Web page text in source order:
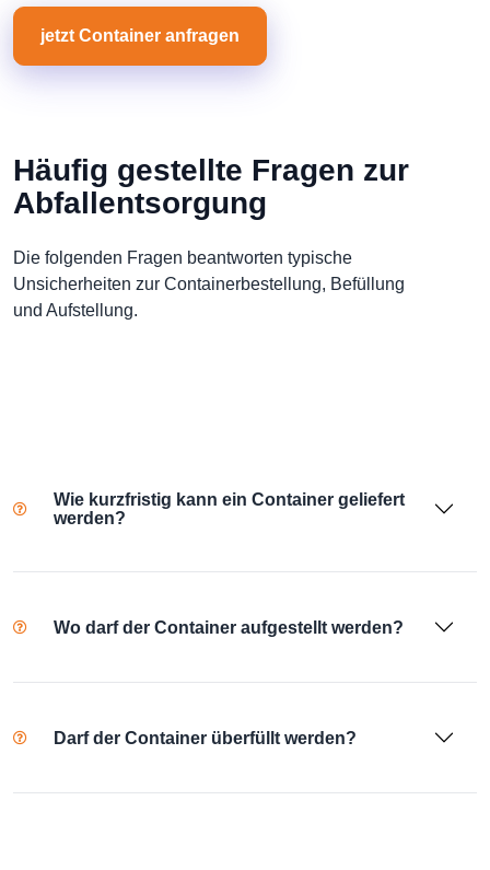
jetzt Container anfragen
Häufig gestellte Fragen zur
Abfallentsorgung
Die folgenden Fragen beantworten typische
Unsicherheiten zur Containerbestellung, Befüllung
und Aufstellung.
Wie kurzfristig kann ein Container geliefert
werden?
Wo darf der Container aufgestellt werden?
Darf der Container überfüllt werden?